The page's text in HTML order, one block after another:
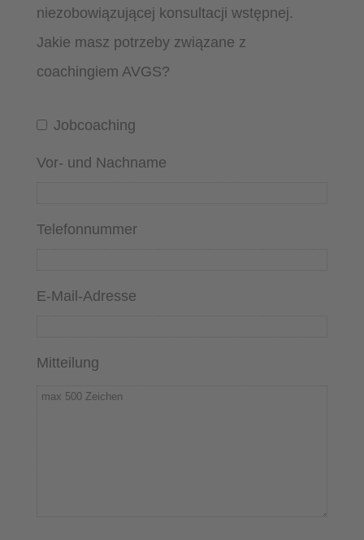
niezobowiązującej konsultacji wstępnej.
Jakie masz potrzeby związane z
coachingiem AVGS?
Jobcoaching
Vor- und Nachname
Telefonnummer
E-Mail-Adresse
Mitteilung